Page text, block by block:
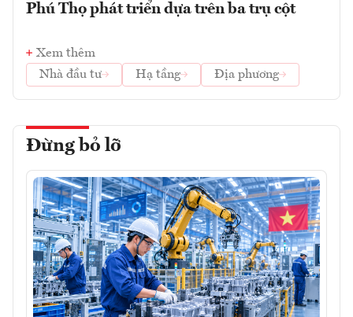
Phú Thọ phát triển dựa trên ba trụ cột
Xem thêm
Nhà đầu tư
Hạ tầng Địa phương
Đừng bỏ lỡ